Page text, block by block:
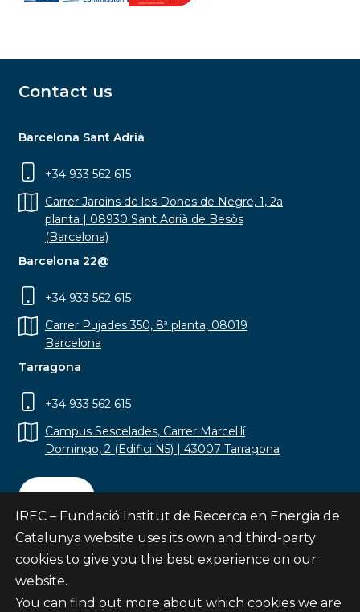
Contact us
Barcelona Sant Adrià
+34 933 562 615
Carrer Jardins de les Dones de Negre, 1, 2a
planta | 08930 Sant Adrià de Besòs
(Barcelona)
Barcelona 22@
+34 933 562 615
Carrer Pujades 350, 8ª planta, 08019
Barcelona
Tarragona
+34 933 562 615
Campus Sescelades, Carrer Marcel·lí
Domingo, 2 (Edifici N5) | 43007 Tarragona
Contact
Subscribe
IREC – Fundació Institut de Recerca en Energia de
Catalunya website uses its own and third-party
cookies to give you the best experience on our
website.
You can find out more about which cookies we are